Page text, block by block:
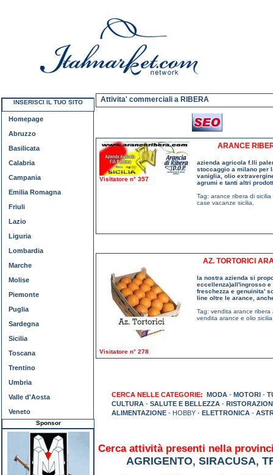
Attivita' commerciali a RIBERA
Visitatore n° 357
ARANCE
azienda agricola f.lli
stoccaggio a milano per
vaniglia, olio
agrumi e tanti altri
Tag: arance ribera di sicilia
case vacanze sicilia
Visitatore n° 278
AZ. TORTORICI
la nostra azienda si
eccellenza)all'ingrosso
freschezza e genuinita'
line oltre le arance,
Tag: vendita arance ribera
vendita arance e olio sicilia
CERCA NELLE CATEGORIE: MODA - MOTORI -
CULTURA - SALUTE E BELLEZZA -
ALIMENTAZIONE - HOBBY - ELETTRONICA -
Cerca attività presenti nella
AGRIGENTO, SIRACUSA,
INSERISCI IL TUO SITO
Homepage
Abruzzo
Basilicata
Calabria
Campania
Emilia Romagna
Friuli
Lazio
Liguria
Lombardia
Marche
Molise
Piemonte
Puglia
Sardegna
Sicilia
Toscana
Trentino
Umbria
Valle d'Aosta
Veneto
Sponsor